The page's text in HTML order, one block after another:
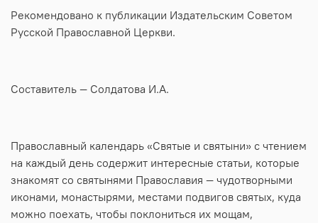
Рекомендовано к публикации Издательским Советом
Русской Православной Церкви.
Составитель — Солдатова И.А.
Православный календарь «Святые и святыни» с чтением
на каждый день содержит интересные статьи, которые
знакомят со святынями Православия — чудотворными
иконами, монастырями, местами подвигов святых, куда
можно поехать, чтобы поклониться их мощам,